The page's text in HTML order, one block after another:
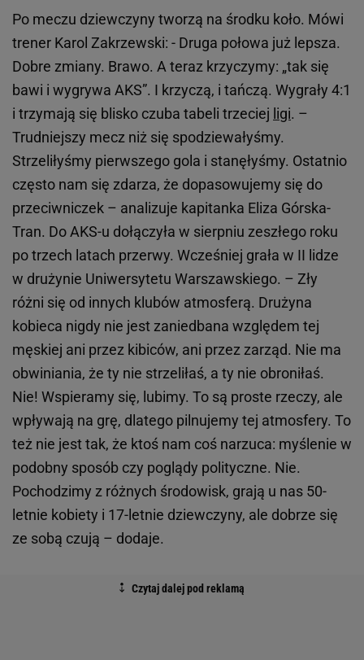
Po meczu dziewczyny tworzą na środku koło. Mówi
trener Karol Zakrzewski: - Druga połowa już lepsza.
Dobre zmiany. Brawo. A teraz krzyczymy: „tak się
bawi i wygrywa AKS”. I krzyczą, i tańczą. Wygrały 4:1
i trzymają się blisko czuba tabeli trzeciej ligi. –
Trudniejszy mecz niż się spodziewałyśmy.
Strzeliłyśmy pierwszego gola i stanęłyśmy. Ostatnio
często nam się zdarza, że dopasowujemy się do
przeciwniczek – analizuje kapitanka Eliza Górska-
Tran. Do AKS-u dołączyła w sierpniu zeszłego roku
po trzech latach przerwy. Wcześniej grała w II lidze
w drużynie Uniwersytetu Warszawskiego. – Zły
różni się od innych klubów atmosferą. Drużyna
kobieca nigdy nie jest zaniedbana względem tej
męskiej ani przez kibiców, ani przez zarząd. Nie ma
obwiniania, że ty nie strzeliłaś, a ty nie obroniłaś.
Nie! Wspieramy się, lubimy. To są proste rzeczy, ale
wpływają na grę, dlatego pilnujemy tej atmosfery. To
też nie jest tak, że ktoś nam coś narzuca: myślenie w
podobny sposób czy poglądy polityczne. Nie.
Pochodzimy z różnych środowisk, grają u nas 50-
letnie kobiety i 17-letnie dziewczyny, ale dobrze się
ze sobą czują – dodaje.